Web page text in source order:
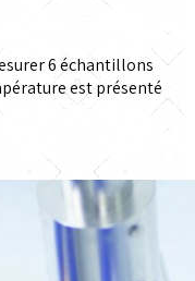
6 échantillons
est présenté